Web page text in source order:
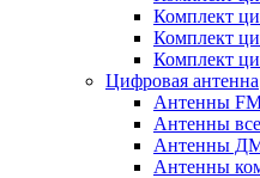
Комплект
Комплект
Комплект
Цифровая антенна
Антенны
Антенны
Антенны
Антенны